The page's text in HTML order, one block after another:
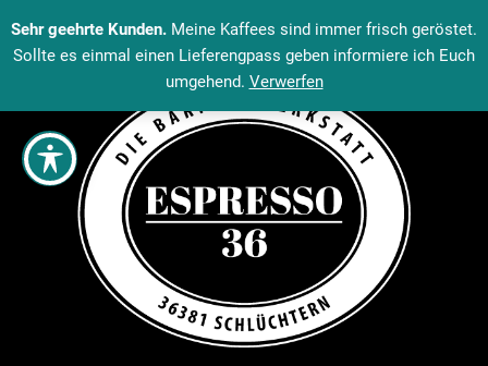
Sehr geehrte Kunden. Meine Kaffees sind immer frisch geröstet.
Sollte es einmal einen Lieferengpass geben informiere ich Euch
umgehend. Verwerfen